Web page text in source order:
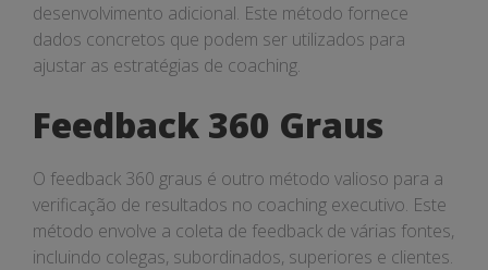
desenvolvimento adicional. Este método fornece
dados concretos que podem ser utilizados para
ajustar as estratégias de coaching.
Feedback 360 Graus
O feedback 360 graus é outro método valioso para a
verificação de resultados no coaching executivo. Este
método envolve a coleta de feedback de várias fontes,
incluindo colegas, subordinados, superiores e clientes.